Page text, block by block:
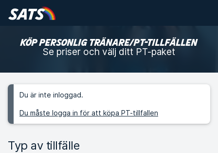
KÖP PERSONLIG TRÄNARE/PT-TILLFÄLLEN
Se priser och välj ditt PT-paket
Du är inte inloggad.
Du måste logga in för att köpa PT-tillfallen
Typ av tillfälle